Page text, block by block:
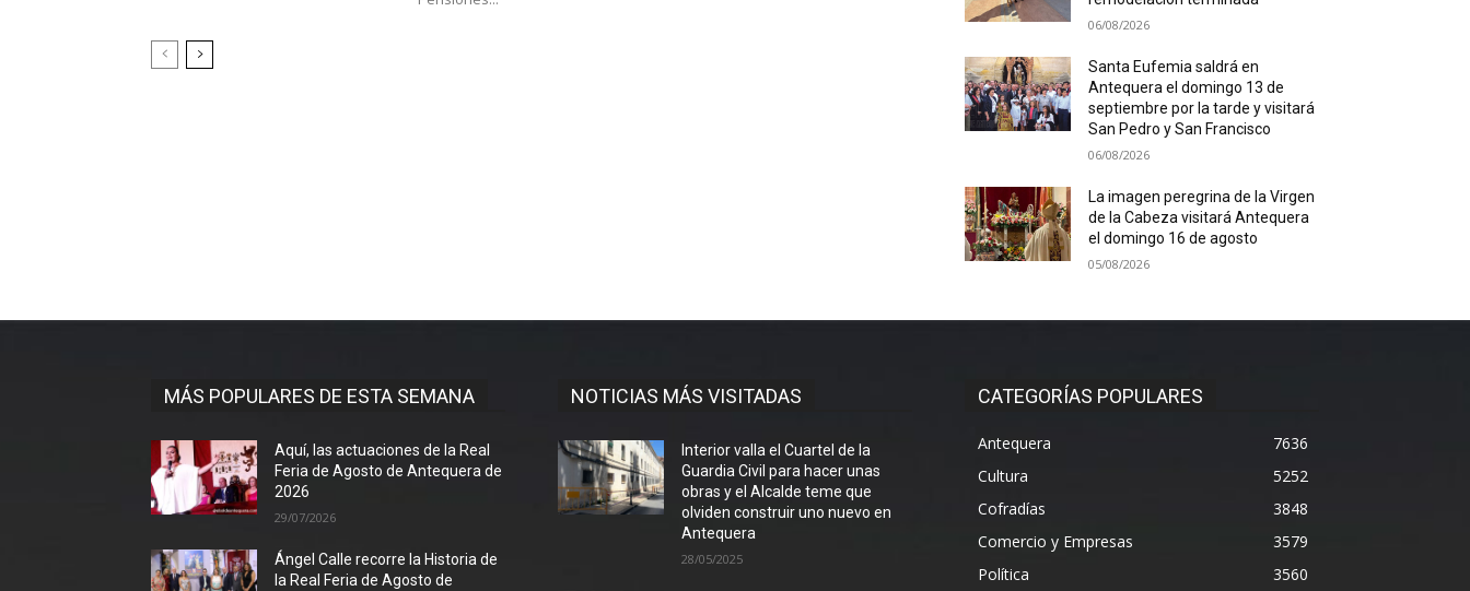
06/08/2026
Santa Eufemia saldrá en
Antequera el domingo 13 de
septiembre por la tarde y visitará
San Pedro y San Francisco
06/08/2026
La imagen peregrina de la Virgen
de la Cabeza visitará Antequera
el domingo 16 de agosto
05/08/2026
MÁS POPULARES DE ESTA SEMANA
Aquí, las actuaciones de la Real
Feria de Agosto de Antequera de
2026
29/07/2026
Ángel Calle recorre la Historia de
la Real Feria de Agosto de
NOTICIAS MÁS VISITADAS
Interior valla el Cuartel de la
Guardia Civil para hacer unas
obras y el Alcalde teme que
olviden construir uno nuevo en
Antequera
28/05/2025
CATEGORÍAS POPULARES
Antequera
7636
Cultura
5252
Cofradías
3848
Comercio y Empresas
3579
Política
3560